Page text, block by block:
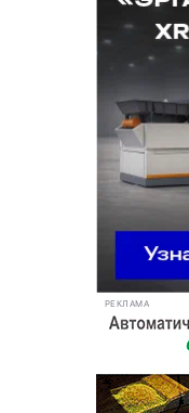
РЕКЛАМА